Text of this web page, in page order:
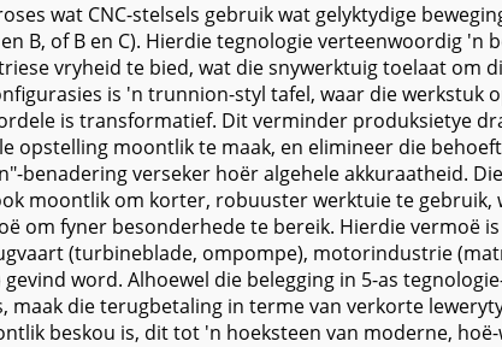
wat CNC-stelsels gebruik wat gelyktydige
B, of B en C). Hierdie tegnologie verteenwoordig
vryheid te bied, wat die snywerktuig toelaat om
is 'n trunnion-styl tafel, waar die werkstuk
is transformatief. Dit verminder produksietye
opstelling moontlik te maak, en elimineer die
benadering verseker hoër algehele akkuraatheid.
moontlik om korter, robuuster werktuie te
om fyner besonderhede te bereik. Hierdie vermoë
(turbineblade, ompompe), motorindustrie
word. Alhoewel die belegging in 5-as
die terugbetaling in terme van verkorte
beskou is, dit tot 'n hoeksteen van moderne,